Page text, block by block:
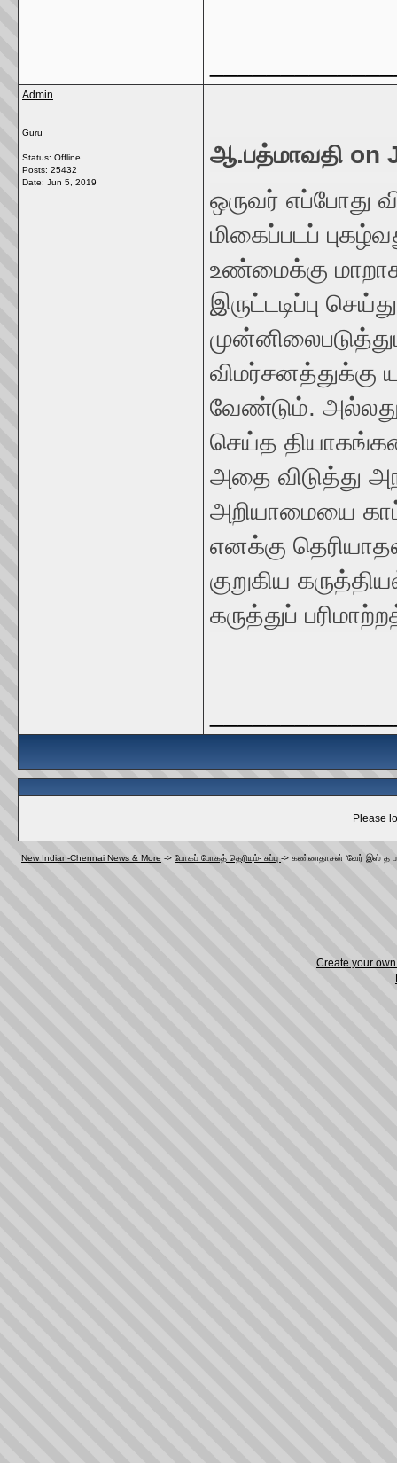
Admin
Guru
Status: Offline
Posts: 25432
Date: Jun 5, 2019
ஆ.பத்மாவதி on
ஒருவர் எப்போது
மிகைப்படப்
உண்மைக்கு
இருட்டடிப்பு
விமர்சனத்துக்கு
வேண்டும். அல்லது
செய்த
அதை விடுத்து
அறியாமையை
எனக்கு
குறுகிய
கருத்துப்
Please
New Indian-Chennai News & More -> போகப் போகத் தெரியும்- சுப்பு -> கண்ணதாசன் ‘வேர் இஸ் த
Create your